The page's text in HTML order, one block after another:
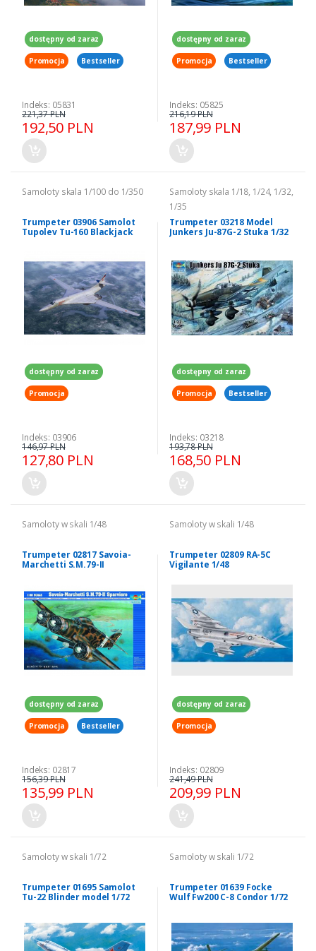
dostępny od zaraz
Promocja Bestseller
Indeks: 05831
192,50 PLN
221,37 PLN
dostępny od zaraz
Promocja Bestseller
Indeks: 05825
187,99 PLN
216,19 PLN
Samoloty skala 1/100 do 1/350
Trumpeter 03906 Samolot
Tupolev Tu-160 Blackjack
dostępny od zaraz
Promocja
Indeks: 03906
127,80 PLN
146,97 PLN
Samoloty skala 1/18, 1/24, 1/32,
1/35
Trumpeter 03218 Model
Junkers Ju-87G-2 Stuka 1/32
dostępny od zaraz
Promocja Bestseller
Indeks: 03218
168,50 PLN
193,78 PLN
Samoloty w skali 1/48
Trumpeter 02817 Savoia-
Marchetti S.M.79-II
dostępny od zaraz
Promocja Bestseller
Indeks: 02817
135,99 PLN
156,39 PLN
Samoloty w skali 1/48
Trumpeter 02809 RA-5C
Vigilante 1/48
dostępny od zaraz
Promocja
Indeks: 02809
209,99 PLN
241,49 PLN
Samoloty w skali 1/72
Trumpeter 01695 Samolot
Tu-22 Blinder model 1/72
Samoloty w skali 1/72
Trumpeter 01639 Focke
Wulf Fw200 C-8 Condor 1/72